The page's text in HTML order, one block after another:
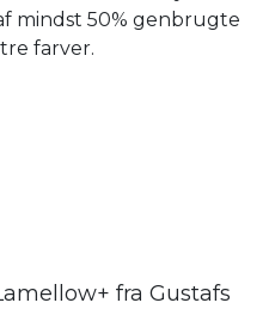
mindst 50% genbrugte
farver.
fra Gustafs